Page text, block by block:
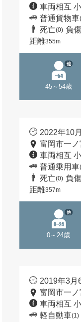
車両相互
普通貨物車
死亡(0) 負傷
距離355m
45～54歳
他
2022年10
富岡市一ノ
車両相互
普通乗用車
死亡(0) 負傷
距離357m
0～24歳
他
2019年3月
富岡市一ノ
車両相互
軽自動車(1)